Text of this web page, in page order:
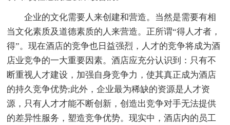
企业的文化需要人来创建和营造。当然是需要有相
当文化素质及道德素质的人来营造。正所谓“得人才者，
得”。现在酒店的竞争也日益强烈，人才的竞争将成为酒
店业竞争的一大重要因素。酒店应充分认识到：只有不
断重视人才建设，加强自身竞争力，使其真正成为酒店
的持久竞争优势;此外，企业最为稀缺的资源是人才资
源，只有人才才能不断创新，创造出竞争对手无法提供
的差异性服务，塑造竞争优势。现实中，酒店内的员工